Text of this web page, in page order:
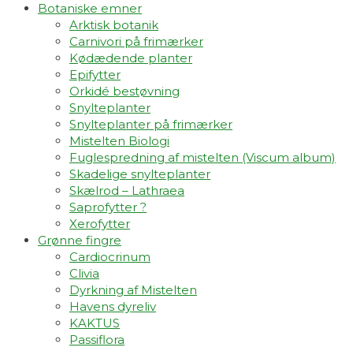
Botaniske emner
Arktisk botanik
Carnivori på frimærker
Kødædende planter
Epifytter
Orkidé bestøvning
Snylteplanter
Snylteplanter på frimærker
Mistelten Biologi
Fuglespredning af mistelten (Viscum album)​
Skadelige snylteplanter
Skælrod – Lathraea
Saprofytter ?
Xerofytter
Grønne fingre
Cardiocrinum
Clivia
Dyrkning af Mistelten
Havens dyreliv
KAKTUS
Passiflora